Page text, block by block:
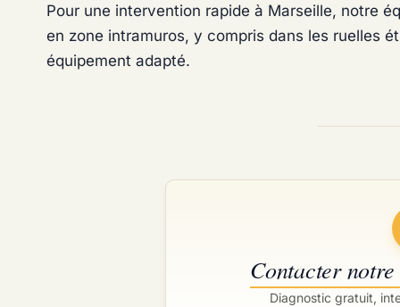
Pour une intervention rapide à Marseille, notre
en zone intramuros, y compris dans les ruelles
équipement adapté.
Contacter
Diagnostic gratuit,